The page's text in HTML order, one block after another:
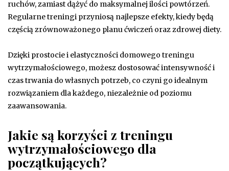
ruchów, zamiast dążyć do maksymalnej ilości powtórzeń.
Regularne treningi przyniosą najlepsze efekty, kiedy będą
częścią zrównoważonego planu ćwiczeń oraz zdrowej diety.
Dzięki prostocie i elastyczności domowego treningu
wytrzymałościowego, możesz dostosować intensywność i
czas trwania do własnych potrzeb, co czyni go idealnym
rozwiązaniem dla każdego, niezależnie od poziomu
zaawansowania.
Jakie są korzyści z treningu
wytrzymałościowego dla
początkujących?